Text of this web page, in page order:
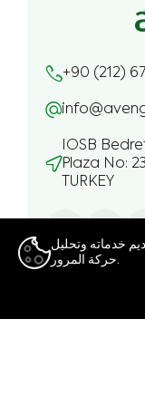
+90 (212)
IOSB
Plaza No:
TURKEY
خدماته وتحليل
حركة المرور.